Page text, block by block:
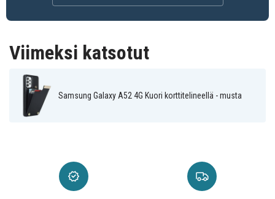
Viimeksi katsotut
Samsung Galaxy A52 4G Kuori korttitelineellä - musta